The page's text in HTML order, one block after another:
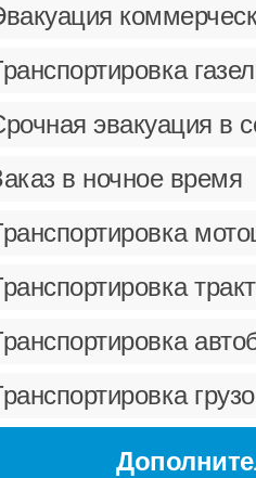
эвакуация в
в ночное время